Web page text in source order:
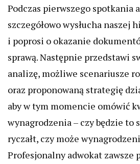
Podczas pierwszego spotkania
szczegółowo wysłucha naszej
i poprosi o okazanie
sprawą. Następnie przedstawi
analizę, możliwe scenariusze
oraz proponowaną strategię
aby w tym momencie omówić
wynagrodzenia – czy będzie to
ryczałt, czy może
Profesjonalny adwokat zawsze